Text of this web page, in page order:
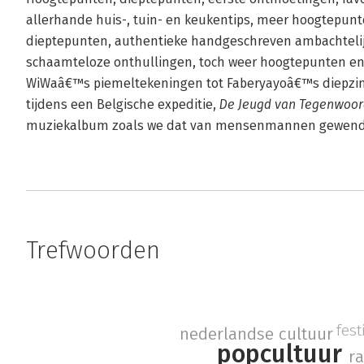
allerhande huis-, tuin- en keukentips, meer
dieptepunten, authentieke handgeschreven
schaamteloze onthullingen, toch weer hoogtepunten
WiWaâ€™s piemeltekeningen tot Faberyayoâ€™s
tijdens een Belgische expeditie, De Jeugd van
muziekalbum zoals we dat van mensenmannen
Trefwoorden
popcultuur
nederlandse cultuur